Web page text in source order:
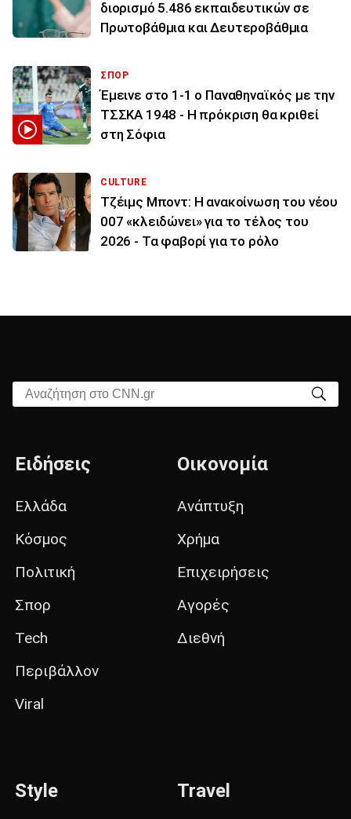
διορισμό 5.486 εκπαιδευτικών σε
Πρωτοβάθμια και Δευτεροβάθμια
ΣΠΟΡ
Έμεινε στο 1-1 ο Παναθηναϊκός με την
ΤΣΣΚΑ 1948 - Η πρόκριση θα κριθεί
στη Σόφια
CULTURE
Τζέιμς Μποντ: Η ανακοίνωση του νέου
007 «κλειδώνει» για το τέλος του
2026 - Τα φαβορί για το ρόλο
Αναζήτηση στο CNN.gr
Ειδήσεις
Ελλάδα
Κόσμος
Πολιτική
Σπορ
Tech
Περιβάλλον
Viral
Οικονομία
Ανάπτυξη
Χρήμα
Επιχειρήσεις
Αγορές
Διεθνή
Style Travel